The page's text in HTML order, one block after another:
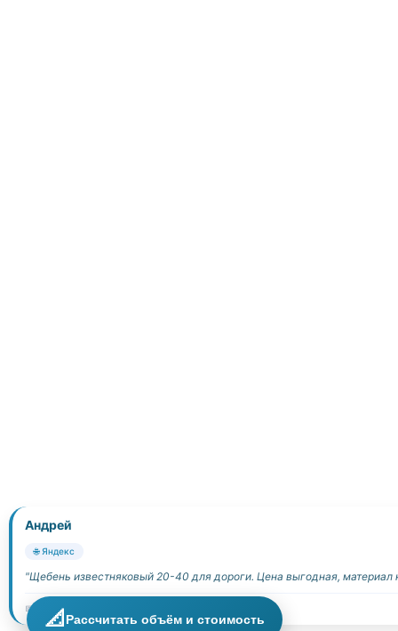
Андрей
🌐 Яндекс
"Щебень известняковый 20-40 для дороги. Цена выгодная, материал
📅 14.07.2025
📐 Рассчитать объём и стоимость